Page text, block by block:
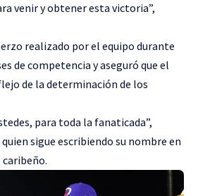
venir y obtener esta victoria”,
realizado por el equipo durante
de competencia y aseguró que el
de la determinación de los
para toda la fanaticada”,
sigue escribiendo su nombre en